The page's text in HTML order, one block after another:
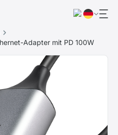
Adapter mit PD 100W